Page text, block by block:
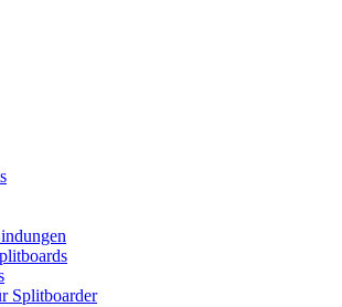
Splitboarder